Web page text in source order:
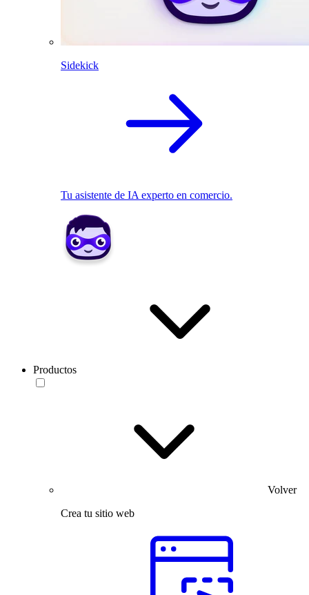
Sidekick
Tu asistente de IA experto en comercio.
Productos
Volver
Crea tu sitio web